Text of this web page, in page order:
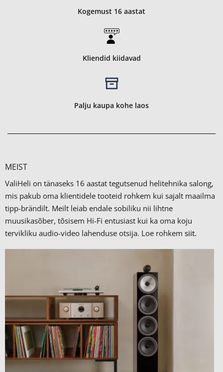
Kogemust 16 aastat
Kliendid kiidavad
Palju kaupa kohe laos
MEIST
ValiHeli on tänaseks 16 aastat tegutsenud helitehnika salong,
mis pakub oma klientidele tooteid rohkem kui sajalt maailma
tipp-brändilt. Meilt leiab endale sobiliku nii lihtne
muusikasõber, tõsisem Hi-Fi entusiast kui ka oma koju
tervikliku audio-video lahenduse otsija. Loe rohkem siit.